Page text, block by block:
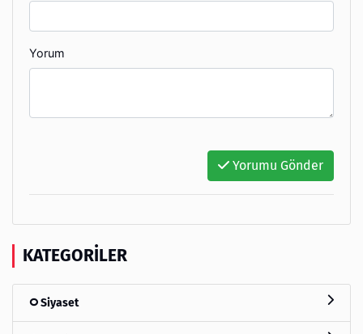
Yorum
Yorumu Gönder
KATEGORILER
Siyaset